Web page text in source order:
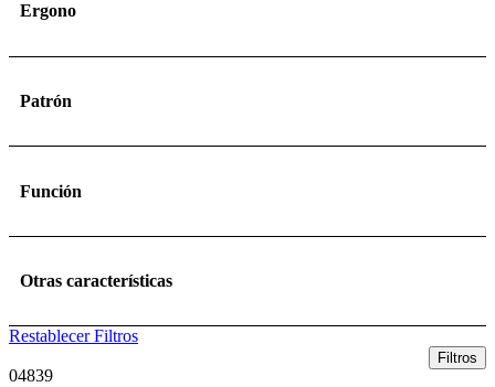
Ergono
Patrón
Función
Otras características
Restablecer Filtros
Filtros
04839